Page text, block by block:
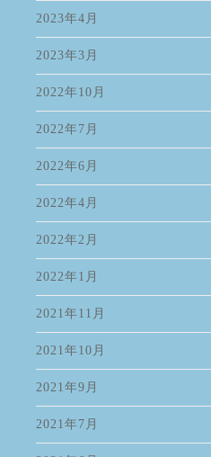
2023年4月
2023年3月
2022年10月
2022年7月
2022年6月
2022年4月
2022年2月
2022年1月
2021年11月
2021年10月
2021年9月
2021年7月